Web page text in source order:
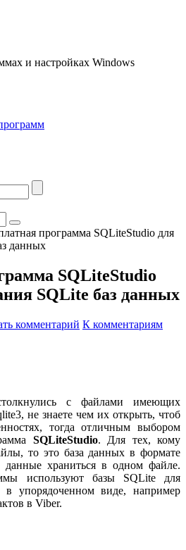
и настройках Windows
программа SQLiteStudio для
данных
SQLiteStudio
SQLite баз данных
комментарий К комментариям
с файлами имеющих
не знаете чем их открыть, чтоб
тогда отличным выбором
SQLiteStudio. Для тех, кому
то это база данных в формате
данные храниться в одном файле.
используют базы SQLite для
упорядоченном виде, например
в Viber.